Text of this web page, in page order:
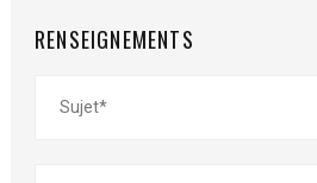
RENSEIGNEMENTS